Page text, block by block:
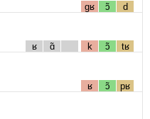
gʁ ɔ̃ d
ʁ ɑ̃ k ɔ̃ tʁ
ʁ ɔ̃ pʁ